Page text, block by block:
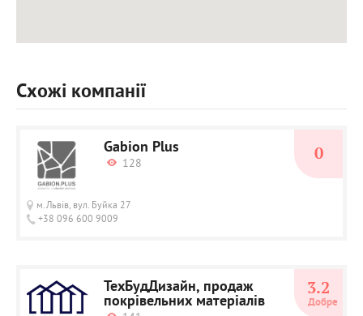
Схожі компанії
Gabion Plus
128
м.Львів, вул. Буйка 27
+38 096 600 9009
0
ТехБудДизайн, продаж
покрівельних матеріалів
3.2
Добре